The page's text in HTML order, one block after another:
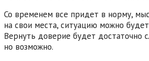
Со временем все придет в норму,
на свои места, ситуацию можно
Вернуть доверие будет достаточно
но возможно.